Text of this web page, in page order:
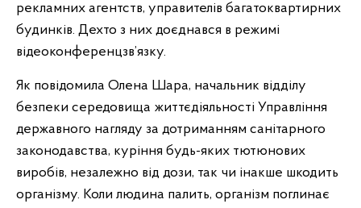
рекламних агентств, управителів багатоквартирних
будинків. Дехто з них доєднався в режимі
відеоконференцзв’язку.
Як повідомила Олена Шара, начальник відділу
безпеки середовища життєдіяльності Управління
державного нагляду за дотриманням санітарного
законодавства, куріння будь-яких тютюнових
виробів, незалежно від дози, так чи інакше шкодить
організму. Коли людина палить, організм поглинає